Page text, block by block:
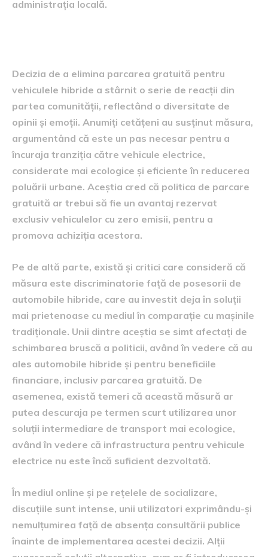
administrația locală.
Decizia de a elimina parcarea gratuită pentru
vehiculele hibride a stârnit o serie de reacții din
partea comunității, reflectând o diversitate de
opinii și emoții. Anumiți cetățeni au susținut măsura,
argumentând că este un pas necesar pentru a
încuraja tranziția către vehicule electrice,
considerate mai ecologice și eficiente în reducerea
poluării urbane. Aceștia cred că politica de parcare
gratuită ar trebui să fie un avantaj rezervat
exclusiv vehiculelor cu zero emisii, pentru a
promova achiziția acestora.
Pe de altă parte, există și critici care consideră că
măsura este discriminatorie față de posesorii de
automobile hibride, care au investit deja în soluții
mai prietenoase cu mediul în comparație cu mașinile
tradiționale. Unii dintre aceștia se simt afectați de
schimbarea bruscă a politicii, având în vedere că au
ales automobile hibride și pentru beneficiile
financiare, inclusiv parcarea gratuită. De
asemenea, există temeri că această măsură ar
putea descuraja pe termen scurt utilizarea unor
soluții intermediare de transport mai ecologice,
având în vedere că infrastructura pentru vehicule
electrice nu este încă suficient dezvoltată.
În mediul online și pe rețelele de socializare,
discuțiile sunt intense, unii utilizatori exprimându-și
nemulțumirea față de absența consultării publice
înainte de implementarea acestei decizii. Alții